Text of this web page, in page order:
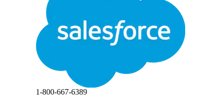
Beschikbaar in: Enterprise, Unlimited en
Beschikbaar met de licenties Feedbackbeheer -
een van deze Tableau Next-licenties: Tableau
Consumer. ZieTableau-licentiesvoor de volledige
De Customer Lifecycle Analytics-app wordt
Dashboards die toegankelijk zijn via de app in
Ingebedde dashboards die insights bieden
1-800-667-6389